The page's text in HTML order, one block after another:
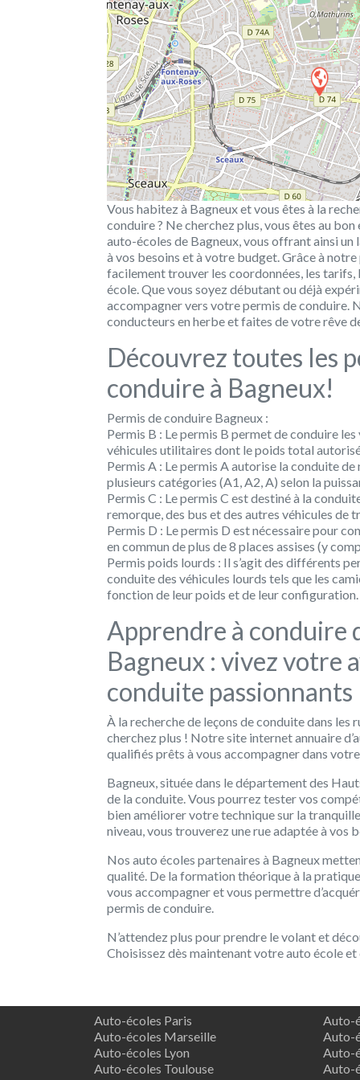
Vous habitez à Bagneux et vous êtes à la
conduire ? Ne cherchez plus, vous êtes au
auto-écoles de Bagneux, vous offrant ainsi
à vos besoins et à votre budget. Grâce à
facilement trouver les coordonnées, les
école. Que vous soyez débutant ou déjà
accompagner vers votre permis de conduire.
conducteurs en herbe et faites de votre rêve
Découvrez toutes les
conduire à Bagneux!
Permis de conduire Bagneux :
Permis B : Le permis B permet de conduire
véhicules utilitaires dont le poids total
Permis A : Le permis A autorise la conduite
plusieurs catégories (A1, A2, A) selon la
Permis C : Le permis C est destiné à la
remorque, des bus et des autres véhicules de
Permis D : Le permis D est nécessaire pour
en commun de plus de 8 places assises (y
Permis poids lourds : Il s’agit des différents
conduite des véhicules lourds tels que les
fonction de leur poids et de leur configuration.
Apprendre à conduire
Bagneux : vivez votre
conduite passionnants
À la recherche de leçons de conduite dans les
cherchez plus ! Notre site internet annuaire
qualifiés prêts à vous accompagner dans
Bagneux, située dans le département des
de la conduite. Vous pourrez tester vos
bien améliorer votre technique sur la
niveau, vous trouverez une rue adaptée à vos
Nos auto écoles partenaires à Bagneux
qualité. De la formation théorique à la
vous accompagner et vous permettre
permis de conduire.
N’attendez plus pour prendre le volant et
Choisissez dès maintenant votre auto école
Auto-écoles Paris
Auto-écoles Marseille
Auto-écoles Lyon
Auto-écoles Toulouse
Auto-
Auto-
Auto-
Auto-